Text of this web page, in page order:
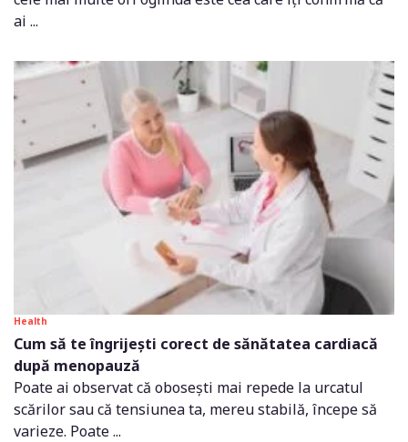
ai ...
Health
Cum să te îngrijești corect de sănătatea cardiacă
după menopauză
Poate ai observat că obosești mai repede la urcatul
scărilor sau că tensiunea ta, mereu stabilă, începe să
varieze. Poate ...